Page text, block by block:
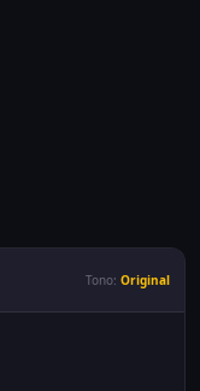
Tono: Original